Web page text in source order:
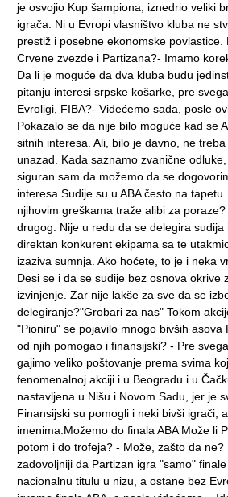
je osvojio Kup šampiona, iznedrio veliki
igrača. Ni u Evropi vlasništvo kluba ne
prestiž i posebne ekonomske povlastice.
Crvene zvezde i Partizana?- Imamo
Da li je moguće da dva kluba budu
pitanju interesi srpske košarke, pre
Evroligi, FIBA?- Videćemo sada, posle
Pokazalo se da nije bilo moguće kad se
sitnih interesa. Ali, bilo je davno, ne
unazad. Kada saznamo zvanične
siguran sam da možemo da se
interesa Sudije su u ABA često na
njihovim greškama traže alibi za
drugog. Nije u redu da se delegira sudija
direktan konkurent ekipama sa te
izaziva sumnja. Ako hoćete, to je i neka
Desi se i da se sudije bez osnova okrive
izvinjenje. Zar nije lakše za sve da se
delegiranje?"Grobari za nas" Tokom
"Pioniru" se pojavilo mnogo bivših asova
od njih pomogao i finansijski? - Pre
gajimo veliko poštovanje prema svima
fenomenalnoj akciji i u Beogradu i u
nastavljena u Nišu i Novom Sadu, jer je
Finansijski su pomogli i neki bivši igrači,
imenima.Možemo do finala ABA Može li
potom i do trofeja? - Može, zašto da ne?
zadovoljniji da Partizan igra "samo" finale
nacionalnu titulu u nizu, a ostane bez